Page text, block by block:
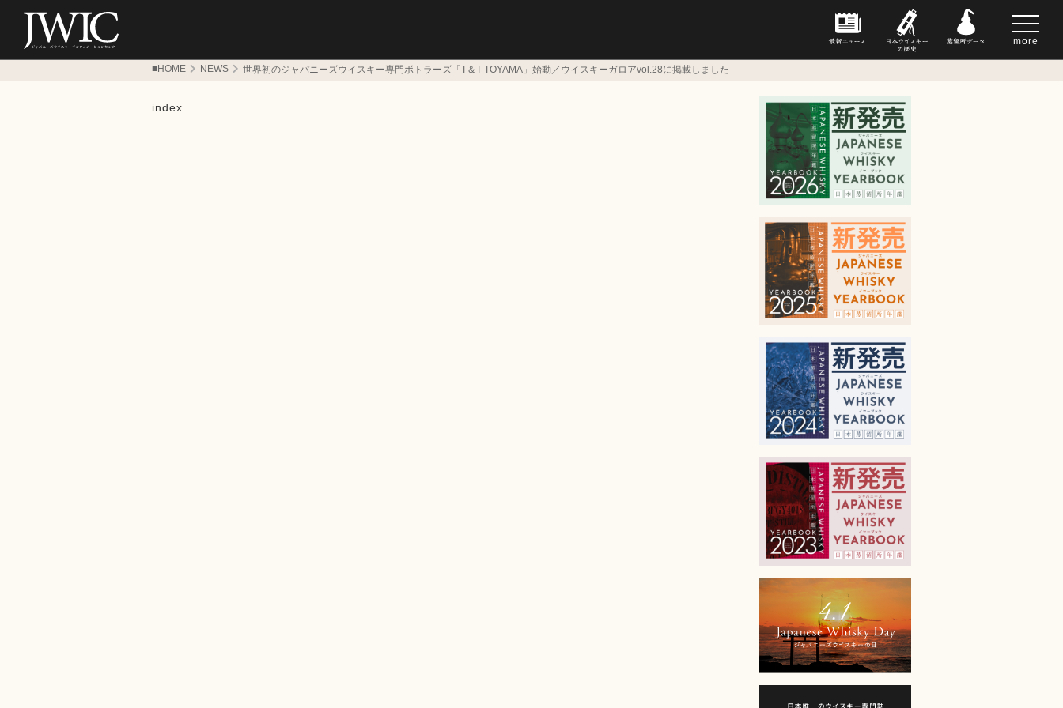
more
■HOME NEWS 世界初のジャパニーズウイスキー専門ボトラーズ「T＆T TOYAMA」始動／ウイスキーガロアvol.28に掲載しました
index